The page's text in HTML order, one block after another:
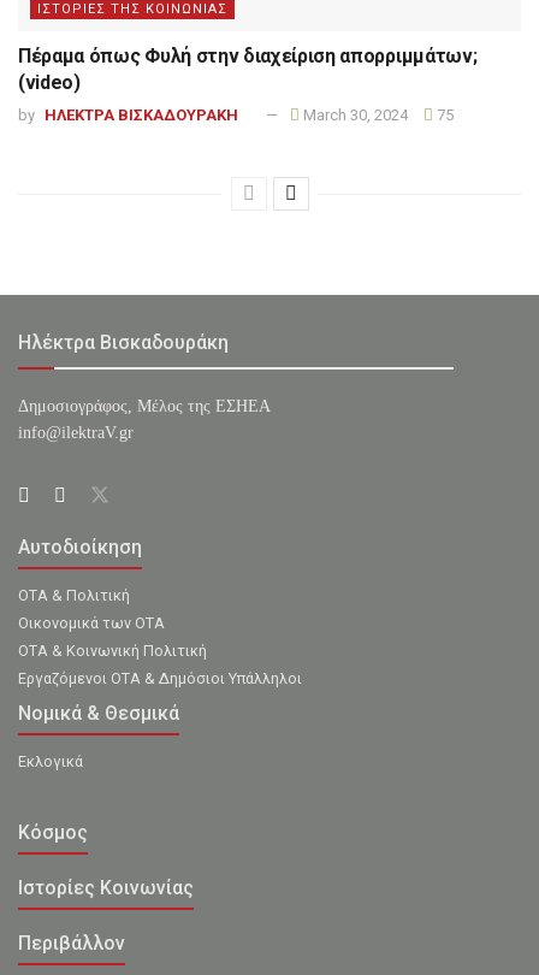
ΙΣΤΟΡΙΕΣ ΤΗΣ ΚΟΙΝΩΝΙΑΣ
Πέραμα όπως Φυλή στην διαχείριση απορριμμάτων;
(video)
by ΗΛΕΚΤΡΑ ΒΙΣΚΑΔΟΥΡΑΚΗ March 30, 2024 75
Ηλέκτρα Βισκαδουράκη
Δημοσιογράφος, Μέλος της ΕΣHΕΑ
info@ilektraV.gr
Αυτοδιοίκηση
ΟΤΑ & Πολιτική
Οικονομικά των ΟΤΑ
ΟΤΑ & Κοινωνική Πολιτική
Εργαζόμενοι ΟΤΑ & Δημόσιοι Υπάλληλοι
Νομικά & Θεσμικά
Εκλογικά
Κόσμος
Ιστορίες Κοινωνίας
Περιβάλλον